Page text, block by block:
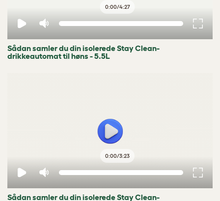
0:00/4:27
Sådan samler du din isolerede Stay Clean-
drikkeautomat til høns - 5.5L
0:00/3:23
Sådan samler du din isolerede Stay Clean-